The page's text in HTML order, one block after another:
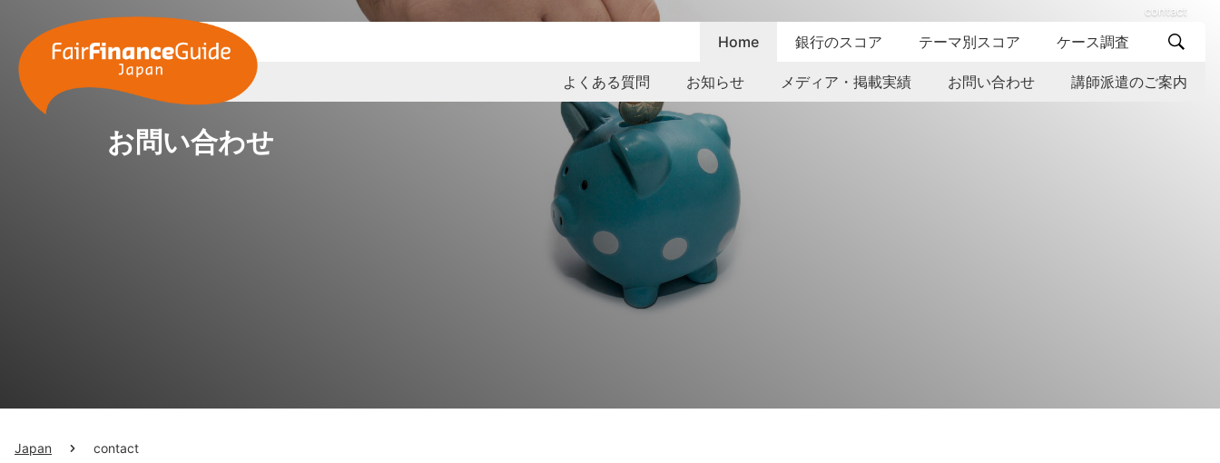
contact
Home 銀行のスコア テーマ別スコア ケース調査
よくある質問 お知らせ メディア・掲載実績 お問い合わせ 講師派遣のご案内
お問い合わせ
Japan contact